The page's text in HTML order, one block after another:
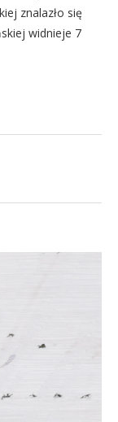
znalazło się
widnieje 7